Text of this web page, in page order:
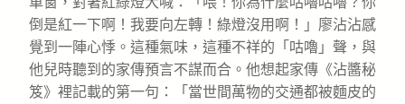
倒是紅一下啊！我要向左轉！綠燈沒用啊！」廖沾沾感
覺到一陣心悸。這種氣味，這種不祥的「咕嚕」聲，與
他兒時聽到的家傳預言不謀而合。他想起家傳《沾醬秘
笈》裡記載的第一句：「當世間萬物的交通都被麵皮的